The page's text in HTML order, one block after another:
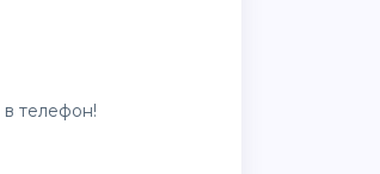
в телефон!